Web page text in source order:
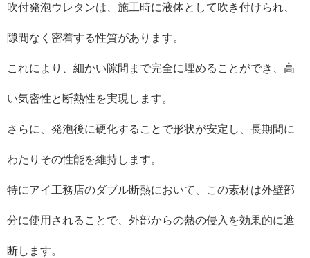
吹付発泡ウレタンは、施工時に液体として吹き付けられ、
隙間なく密着する性質があります。
これにより、細かい隙間まで完全に埋めることができ、高
い気密性と断熱性を実現します。
さらに、発泡後に硬化することで形状が安定し、長期間に
わたりその性能を維持します。
特にアイ工務店のダブル断熱において、この素材は外壁部
分に使用されることで、外部からの熱の侵入を効果的に遮
断します。